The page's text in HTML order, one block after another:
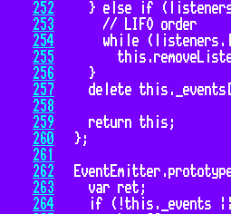
252
253
254
255
256
257
258
259
260
261
262
263
264